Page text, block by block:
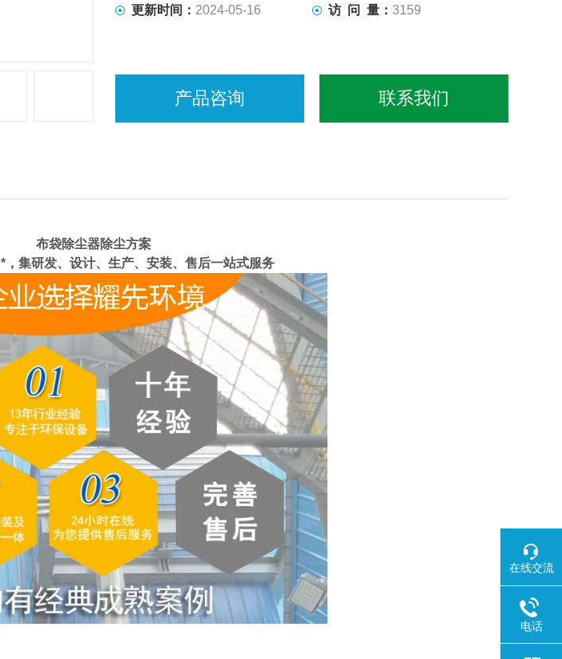
更新时间： 2024-05-16 访 问 量： 3159
产品咨询 联系我们
*，集研发、设计、生产、安装、售后一站式服务
在线交流
电话